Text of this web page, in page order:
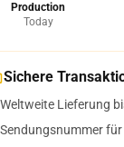
Production
Today
Sichere
Weltweite Lieferung
Sendungsnummer